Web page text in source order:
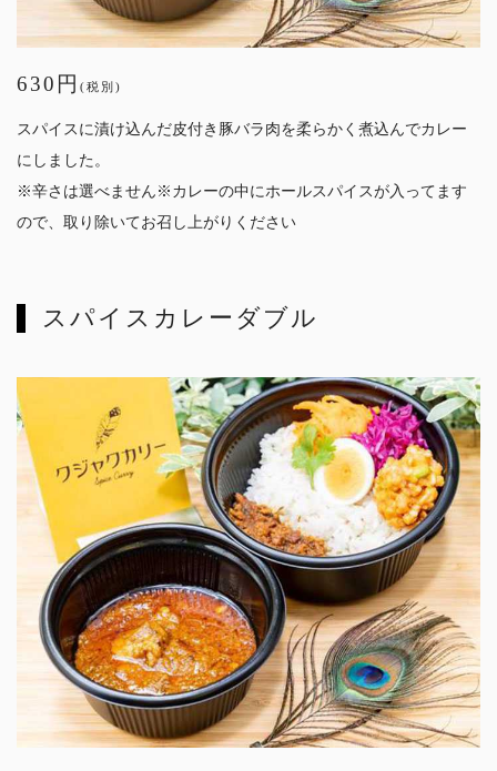
630円 (税別)
スパイスに漬け込んだ皮付き豚バラ肉を柔らかく煮込んでカレー
にしました。
※辛さは選べません※カレーの中にホールスパイスが入ってます
ので、取り除いてお召し上がりください
スパイスカレーダブル